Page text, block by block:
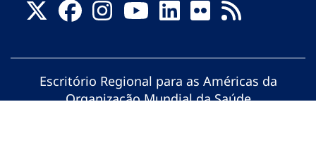
Escritório Regional para as Américas da
Organização Mundial da Saúde